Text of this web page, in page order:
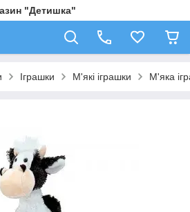
"Детишка"
Іграшки М'які іграшки М'яка